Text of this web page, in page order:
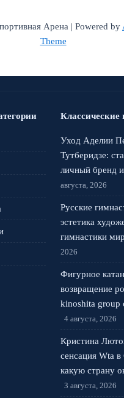
Арена | Powered by
Theme
Классические
Уход Аделии
Тутберидзе:
личный бренд
августа, 2026
Русские
эстетика
гимнастики
2026
Фигурное
возвращение
kinoshita group
4 августа, 2026
Кристина
сенсация Wta
какую страну
3 августа, 2026